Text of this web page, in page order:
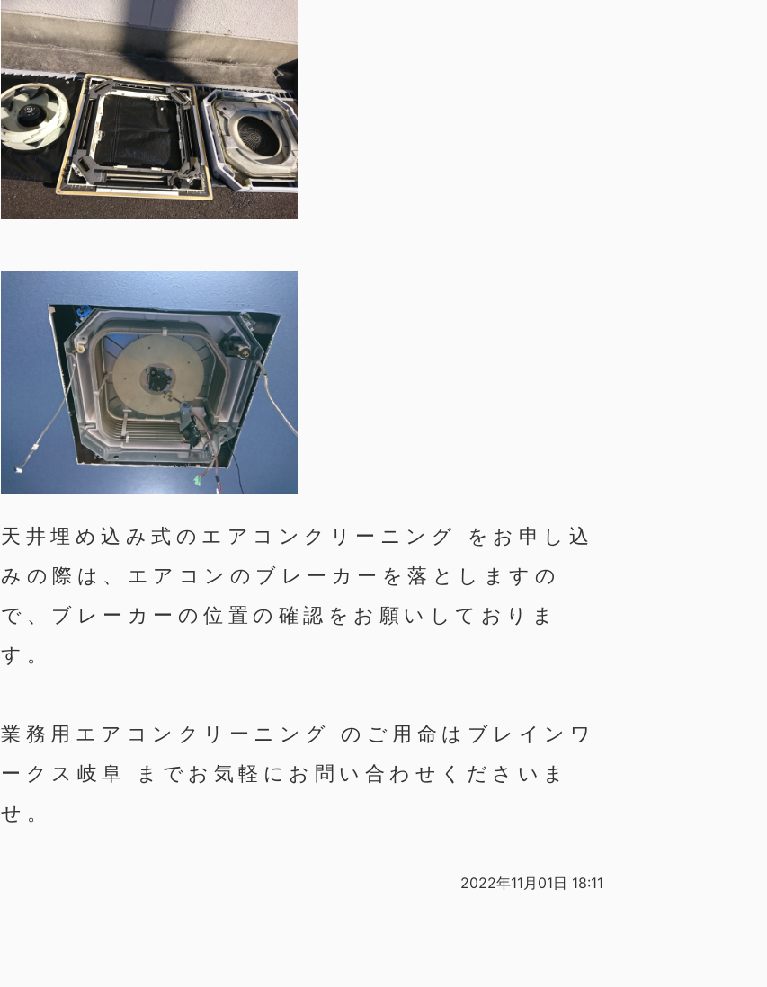
天井埋め込み式のエアコンクリーニング をお申し込
みの際は、エアコンのブレーカーを落としますの
で、ブレーカーの位置の確認をお願いしておりま
す。
業務用エアコンクリーニング のご用命はブレインワ
ークス岐阜 までお気軽にお問い合わせくださいま
せ。
2022年11月01日 18:11